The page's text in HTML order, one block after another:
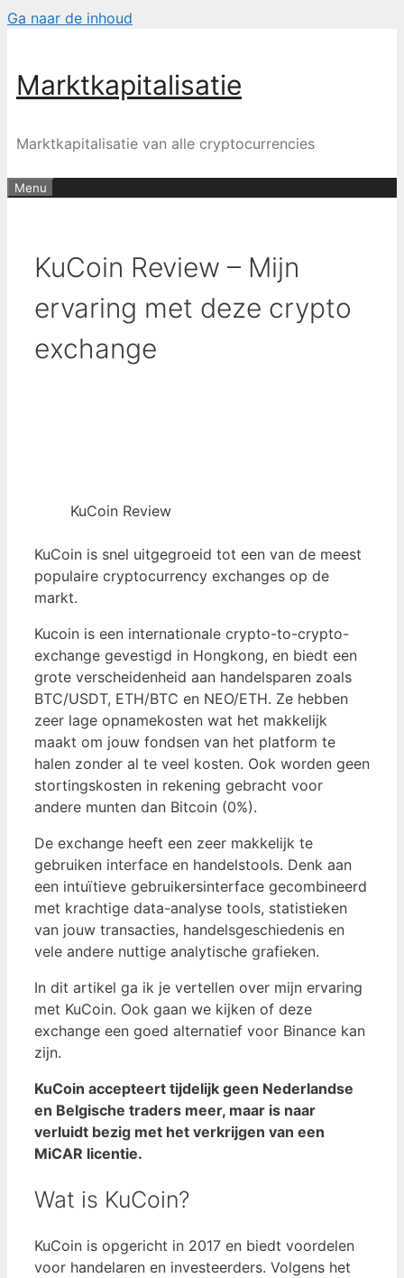
Ga naar de inhoud
Marktkapitalisatie
Marktkapitalisatie van alle cryptocurrencies
Menu
KuCoin Review – Mijn
ervaring met deze crypto
exchange
KuCoin Review
KuCoin is snel uitgegroeid tot een van de meest
populaire cryptocurrency exchanges op de
markt.
Kucoin is een internationale crypto-to-crypto-
exchange gevestigd in Hongkong, en biedt een
grote verscheidenheid aan handelsparen zoals
BTC/USDT, ETH/BTC en NEO/ETH. Ze hebben
zeer lage opnamekosten wat het makkelijk
maakt om jouw fondsen van het platform te
halen zonder al te veel kosten. Ook worden geen
stortingskosten in rekening gebracht voor
andere munten dan Bitcoin (0%).
De exchange heeft een zeer makkelijk te
gebruiken interface en handelstools. Denk aan
een intuïtieve gebruikersinterface gecombineerd
met krachtige data-analyse tools, statistieken
van jouw transacties, handelsgeschiedenis en
vele andere nuttige analytische grafieken.
In dit artikel ga ik je vertellen over mijn ervaring
met KuCoin. Ook gaan we kijken of deze
exchange een goed alternatief voor Binance kan
zijn.
KuCoin accepteert tijdelijk geen Nederlandse
en Belgische traders meer, maar is naar
verluidt bezig met het verkrijgen van een
MiCAR licentie.
Wat is KuCoin?
KuCoin is opgericht in 2017 en biedt voordelen
voor handelaren en investeerders. Volgens het